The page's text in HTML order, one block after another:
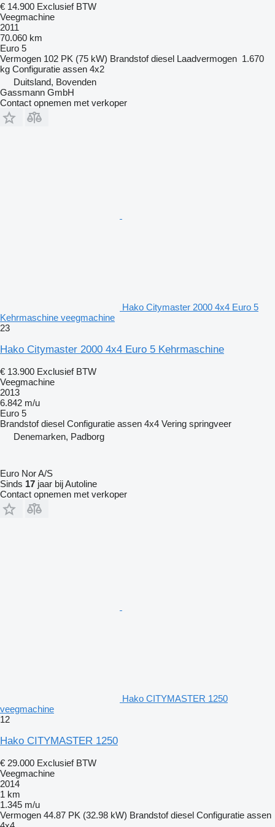
€ 14.900 Exclusief BTW
Veegmachine
2011
70.060 km
Euro 5
Vermogen 102 PK (75 kW) Brandstof diesel Laadvermogen 1.670
kg Configuratie assen 4x2
Duitsland, Bovenden
Gassmann GmbH
Contact opnemen met verkoper
Hako Citymaster 2000 4x4 Euro 5
Kehrmaschine veegmachine
23
Hako Citymaster 2000 4x4 Euro 5 Kehrmaschine
€ 13.900 Exclusief BTW
Veegmachine
2013
6.842 m/u
Euro 5
Brandstof diesel Configuratie assen 4x4 Vering springveer
Denemarken, Padborg
Euro Nor A/S
Sinds 17 jaar bij Autoline
Contact opnemen met verkoper
Hako CITYMASTER 1250
veegmachine
12
Hako CITYMASTER 1250
€ 29.000 Exclusief BTW
Veegmachine
2014
1 km
1.345 m/u
Vermogen 44.87 PK (32.98 kW) Brandstof diesel Configuratie assen